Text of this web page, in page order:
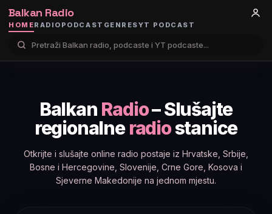
Balkan Radio
HOMERADIO PODCAST GENRESYT PODCAST
Balkan Radio– Slušajte
regionalneradiostanice
Otkrijte i slušajte online radio postaje iz Hrvatske, Srbije,
Bosne i Hercegovine, Slovenije, Crne Gore, Kosova i
Sjeverne Makedonije na jednom mjestu.